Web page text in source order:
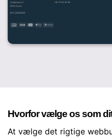
Hvorfor vælge os som
At vælge det rigtige